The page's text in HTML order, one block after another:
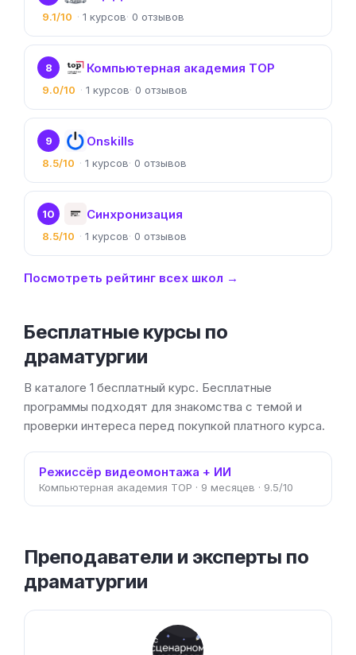
9.1/10 1 0
8 Компьютерная академия TOP
9.0/10 1 0
9 Onskills
8.5/10 1 0
10 Синхронизация
8.5/10 1 0
Посмотреть рейтинг всех школ →
Бесплатные курсы по
драматургии
В каталоге 1 бесплатный курс. Бесплатные
программы подходят для знакомства с темой и
проверки интереса перед покупкой платного курса.
Режиссёр видеомонтажа + ИИ
Компьютерная академия TOP · 9 месяцев · 9.5/10
Преподаватели и эксперты по
драматургии